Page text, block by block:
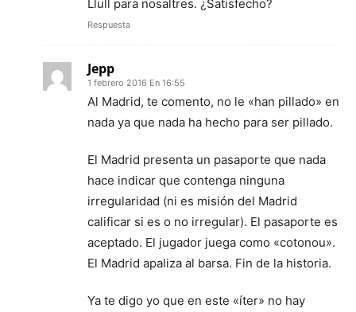
Llull para nosaltres. ¿Satisfecho?
Respuesta
Jepp
1 febrero 2016 En 16:55
Al Madrid, te comento, no le «han pillado» en
nada ya que nada ha hecho para ser pillado.
El Madrid presenta un pasaporte que nada
hace indicar que contenga ninguna
irregularidad (ni es misión del Madrid
calificar si es o no irregular). El pasaporte es
aceptado. El jugador juega como «cotonou».
El Madrid apaliza al barsa. Fin de la historia.
Ya te digo yo que en este «íter» no hay